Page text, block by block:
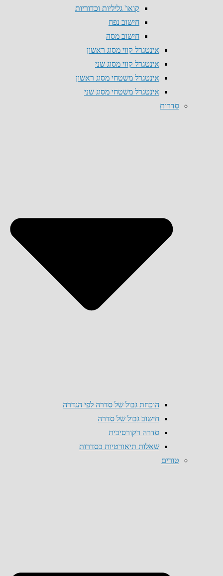
קואו' גליליות וכדוריות
חישוב נפח
חישוב מסה
אינטגרל קווי מסוג ראשון
אינטגרל קווי מסוג שני
אינטגרל משטחי מסוג ראשון
אינטגרל משטחי מסוג שני
סדרות
הוכחת גבול של סדרה לפי הגדרה
חישוב גבול של סדרה
סדרה רקורסיבית
שאלות תיאורטיות בסדרות
טורים